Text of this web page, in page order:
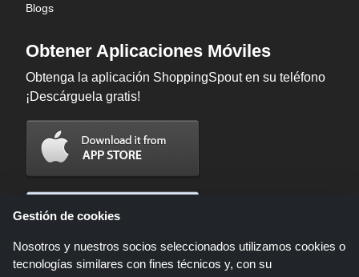
Blogs
Obtener Aplicaciones Móviles
Obtenga la aplicación ShoppingSpout en su teléfono
¡Descárguela gratis!
Gestión de cookies
Nosotros y nuestros socios seleccionados utilizamos cookies o
tecnologías similares con fines técnicos y, con su